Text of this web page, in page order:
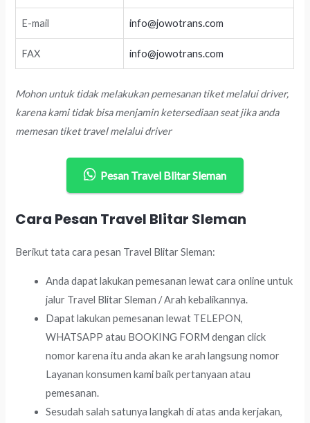
E-mail info@jowotrans.com
FAX info@jowotrans.com
Mohon untuk tidak melakukan pemesanan tiket melalui driver,
karena kami tidak bisa menjamin ketersediaan seat jika anda
memesan tiket travel melalui driver
Pesan Travel Blitar Sleman
Cara Pesan Travel Blitar Sleman
Berikut tata cara pesan Travel Blitar Sleman:
Anda dapat lakukan pemesanan lewat cara online untuk
jalur Travel Blitar Sleman / Arah kebalikannya.
Dapat lakukan pemesanan lewat TELEPON,
WHATSAPP atau BOOKING FORM dengan click
nomor karena itu anda akan ke arah langsung nomor
Layanan konsumen kami baik pertanyaan atau
pemesanan.
Sesudah salah satunya langkah di atas anda kerjakan,